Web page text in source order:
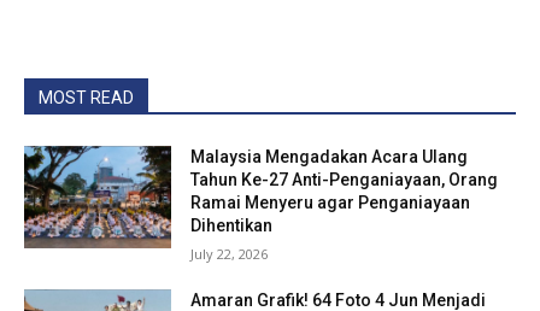
MOST READ
Malaysia Mengadakan Acara Ulang
Tahun Ke-27 Anti-Penganiayaan, Orang
Ramai Menyeru agar Penganiayaan
Dihentikan
July 22, 2026
Amaran Grafik! 64 Foto 4 Jun Menjadi